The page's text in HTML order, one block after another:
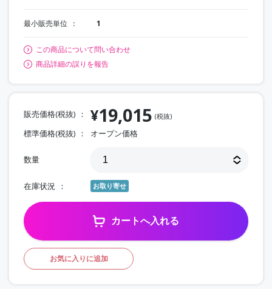
最小販売単位 1
この商品について問い合わせ
商品詳細の誤りを報告
販売価格(税抜) ¥19,015 (税抜)
標準価格(税抜) オープン価格
数量
在庫状況 お取り寄せ
カートへ入れる
お気に入りに追加